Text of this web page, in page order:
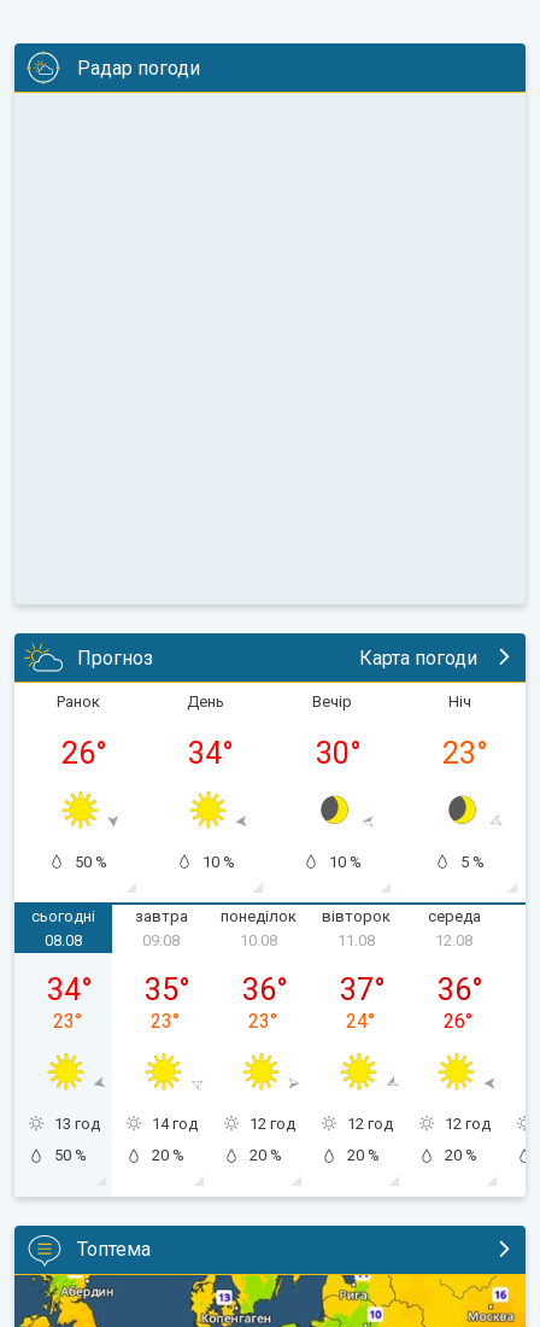
Радар погоди
Прогноз Карта погоди
Ранок
26°
50 %
День
34°
10 %
Вечір
30°
10 %
Ніч
23°
5 %
сьогодні
субота, 08.08
08.08
34°
23°
13 год
50 %
завтра
09.08
35°
23°
14 год
20 %
понеділок
10.08
36°
23°
12 год
20 %
вівторок
11.08
37°
24°
12 год
20 %
середа
12.08
36°
26°
12 год
20 %
Топтема
Наближаються прохолодніші ночі. Дихати стане легше. . .